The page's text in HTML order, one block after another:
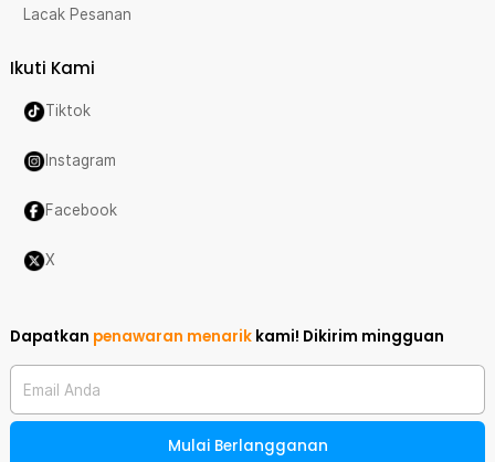
Lacak Pesanan
Ikuti Kami
Tiktok
Instagram
Facebook
X
Dapatkan penawaran menarik kami! Dikirim mingguan
Email Anda
Mulai Berlangganan